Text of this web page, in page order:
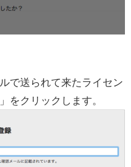
で送られて来たライセン
をクリックします。